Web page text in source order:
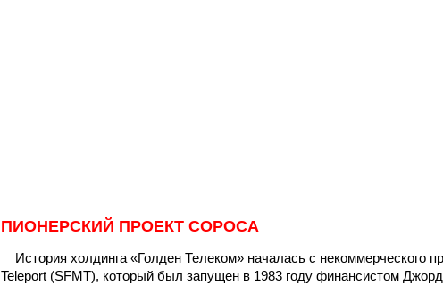
ПИОНЕРСКИЙ ПРОЕКТ СОРОСА
История холдинга «Голден Телеком» началась с некоммерческого
Teleport (SFMT), который был запущен в 1983 году финансистом